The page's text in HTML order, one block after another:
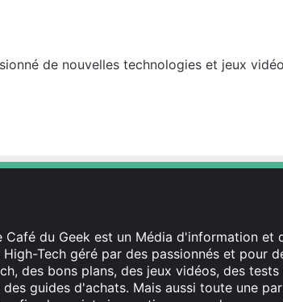
de nouvelles technologies et jeux vidéo
Café du Geek est un Média d'information et
High-Tech géré par des passionnés et pour
des bons plans, des jeux vidéos, des
des guides d'achats. Mais aussi toute une